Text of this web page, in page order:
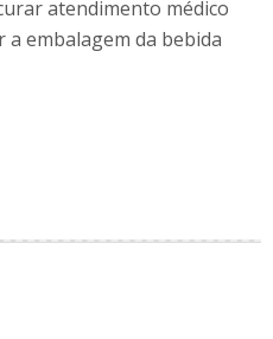
atendimento médico
a embalagem da bebida